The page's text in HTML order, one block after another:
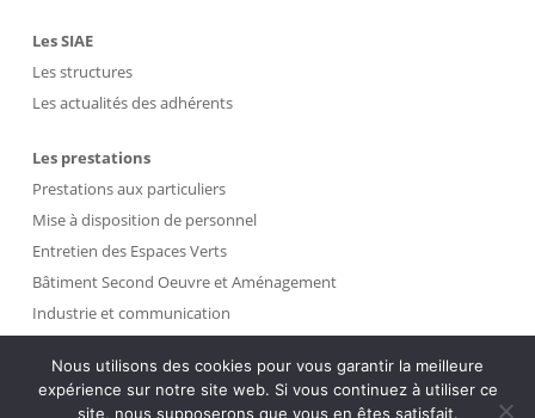
Les SIAE
Les structures
Les actualités des adhérents
Les prestations
Prestations aux particuliers
Mise à disposition de personnel
Entretien des Espaces Verts
Bâtiment Second Oeuvre et Aménagement
Industrie et communication
Intranet
Nous utilisons des cookies pour vous garantir la meilleure
expérience sur notre site web. Si vous continuez à utiliser ce
site, nous supposerons que vous en êtes satisfait.